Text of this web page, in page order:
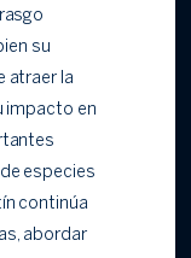
su
atraer la
impacto en
especies
continúa
abordar